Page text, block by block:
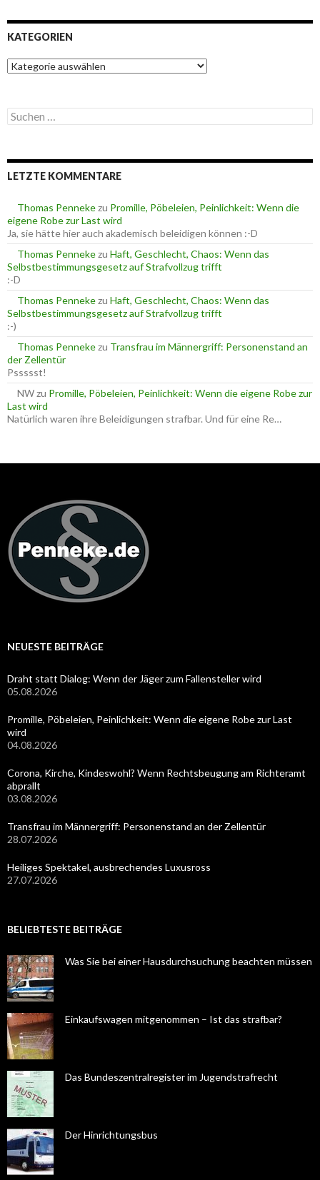
KATEGORIEN
K
a
g
o
n
S
u
e
n
c
h
:
LETZTE KOMMENTARE
Thomas Pennekezu Promille, Pöbeleien, Peinlichkeit: Wenn die
eigene Robe zur Last wird
Ja, sie hätte hier auch akademisch beleidigen können :-D
Thomas Pennekezu Haft, Geschlecht, Chaos: Wenn das
Selbstbestimmungsgesetz auf Strafvollzug trifft
:-D
Thomas Pennekezu Haft, Geschlecht, Chaos: Wenn das
Selbstbestimmungsgesetz auf Strafvollzug trifft
:-)
Thomas Pennekezu Transfrau im Männergriff: Personenstand an
der Zellentür
Pssssst!
NWzu Promille, Pöbeleien, Peinlichkeit: Wenn die eigene Robe zur
Last wird
Natürlich waren ihre Beleidigungen strafbar. Und für eine Re…
NEUESTE BEITRÄGE
Draht statt Dialog: Wenn der Jäger zum Fallensteller wird
05.08.2026
Promille, Pöbeleien, Peinlichkeit: Wenn die eigene Robe zur Last
wird
04.08.2026
Corona, Kirche, Kindeswohl? Wenn Rechtsbeugung am Richteramt
abprallt
03.08.2026
Transfrau im Männergriff: Personenstand an der Zellentür
28.07.2026
Heiliges Spektakel, ausbrechendes Luxusross
27.07.2026
BELIEBTESTE BEITRÄGE
Was Sie bei einer Hausdurchsuchung beachten müssen
Einkaufswagen mitgenommen – Ist das strafbar?
Das Bundeszentralregister im Jugendstrafrecht
Der Hinrichtungsbus